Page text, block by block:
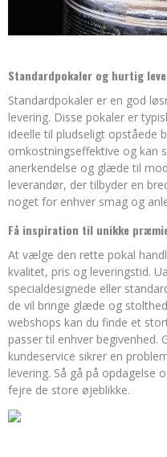
Standardpokaler og hurtig
Standardpokaler er en god
levering. Disse pokaler er
ideelle til pludseligt opståede
omkostningseffektive og kan
anerkendelse og glæde til
leverandør, der tilbyder en
noget for enhver smag og
Få inspiration til unikke
At vælge den rette pokal
kvalitet, pris og leveringstid.
specialdesignede eller
de vil bringe glæde og
webshops kan du finde et
passer til enhver begivenhed.
kundeservice sikrer en
levering. Så gå på
fejre de store øjeblikke.